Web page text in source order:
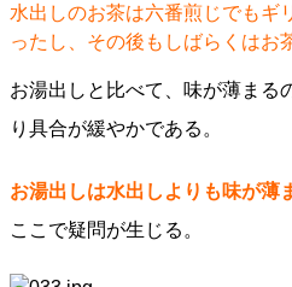
水出しのお茶は六番煎じでもギ
ったし、その後もしばらくはお
お湯出しと比べて、味が薄まる
り具合が緩やかである。
お湯出しは水出しよりも味が薄
ここで疑問が生じる。